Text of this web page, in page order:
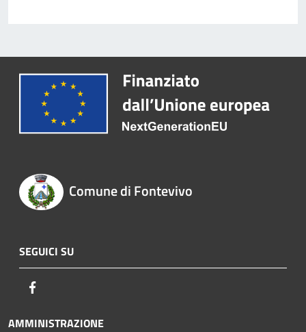
Comune di Fontevivo
SEGUICI SU
AMMINISTRAZIONE